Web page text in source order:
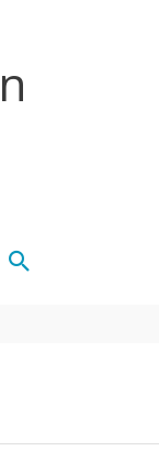
Rechercher